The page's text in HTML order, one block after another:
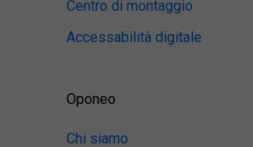
Centro di montaggio
Accessabilità digitale
Oponeo
Chi siamo